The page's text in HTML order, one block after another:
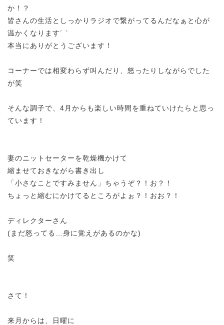
か！？
皆さんの生活としっかりラジオで繋がってるんだなぁと心が
温かくなります´ `
本当にありがとうございます！
コーナーでは相変わらず叫んだり、怒ったりしながらでした
が笑
そんな調子で、4月からも楽しい時間を重ねていけたらと思っ
ています！
妻のニットセーターを乾燥機かけて
縮ませておきながら書き出し
「小さなことですみません」ちゃうぞ？！お？！
ちょっと縮むにかけてるところがよぉ？！おお？！
ディレクターさん
(まだ怒ってる…身に覚えがあるのかな)
笑
さて！
来月からは、日曜に